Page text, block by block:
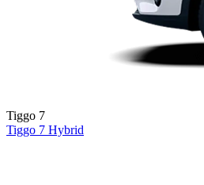
Tiggo 7
Tiggo 7 Hybrid